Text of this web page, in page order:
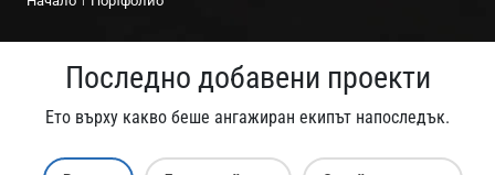
Последно добавени проекти
Ето върху какво беше ангажиран екипът напоследък.